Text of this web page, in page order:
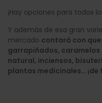
¡Hay opciones para todos
Y además de esa gran
mercado contará con
garrapiñados,
natural, inciensos,
plantas medicinales… ¡de